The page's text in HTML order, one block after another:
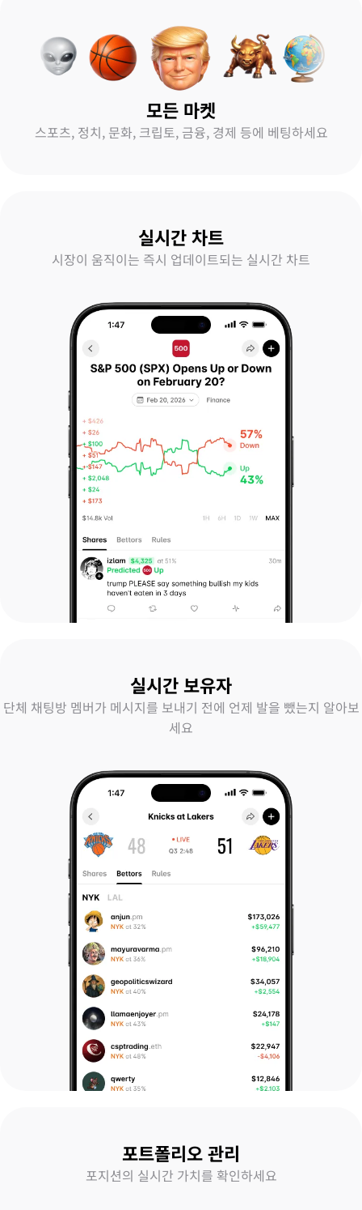
실시간 차트
시장이 움직이는 즉시 업데이트되는 실시간 차트
모든 마켓
스포츠, 정치, 문화, 크립토, 금융, 경제 등에 베팅하세요
실시간 보유자
단체 채팅방 멤버가 메시지를 보내기 전에 언제 발을 뺐는지 알아보
세요
포트폴리오 관리
포지션의 실시간 가치를 확인하세요